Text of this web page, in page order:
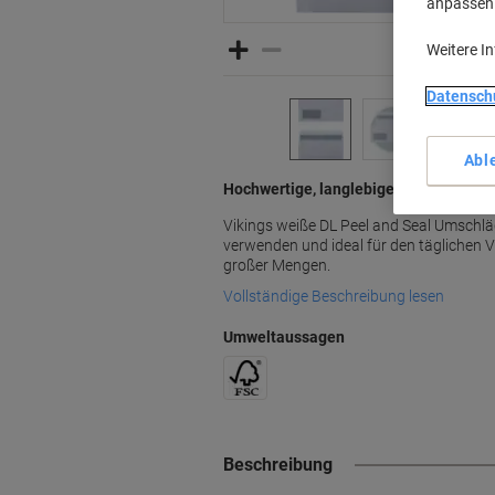
Hochwertige, langlebige Umschläge
Vikings weiße DL Peel and Seal
verwenden und ideal für den täglichen
großer Mengen.
Vollständige Beschreibung lesen
Umweltaussagen
Beschreibung
Weitere